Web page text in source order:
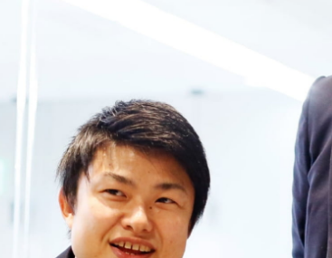
中部電力の取り組み
データで見る新入社員
プロジェクトストーリ
インターンシップサイト グループ会社採用